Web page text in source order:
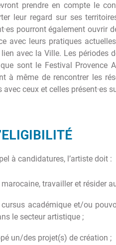
prendre en compte le
leur regard sur ses
pourront également ouvrir
avec leurs pratiques
avec la Ville. Les périodes
sont le Festival Provence
à même de rencontrer les
avec ceux et celles présent·es
à candidatures, l’artiste doit :
travailler et résider
académique et/ou
le secteur artistique ;
un/des projet(s) de création ;